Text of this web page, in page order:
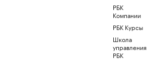
РБК
Компании
РБК Курсы
Школа
управления
РБК